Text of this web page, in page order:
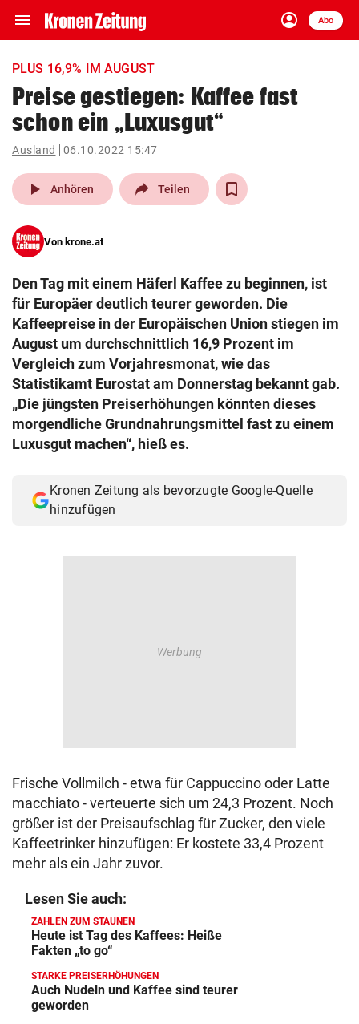
menu Navigation
ein-/ausklappen
account_circle
Anmelden
Abo
close Schließen
account_circle Anmelden
pin_drop
Wien arrow_right
search
eingeben
© Krone Multimedia GmbH & Co KG 2026
Muthgasse 2, 1190 Wien
PLUS 16,9% IM AUGUST
Preise gestiegen: Kaffee fast
schon ein „Luxusgut“
Ausland 06.10.2022 15:47
play_arrow Anhören Teilen
Von krone.at
Den Tag mit einem Häferl Kaffee zu beginnen, ist
für Europäer deutlich teurer geworden. Die
Kaffeepreise in der Europäischen Union stiegen im
August um durchschnittlich 16,9 Prozent im
Vergleich zum Vorjahresmonat, wie das
Statistikamt Eurostat am Donnerstag bekannt gab.
„Die jüngsten Preiserhöhungen könnten dieses
morgendliche Grundnahrungsmittel fast zu einem
Luxusgut machen“, hieß es.
Kronen Zeitung als bevorzugte Google-Quelle
hinzufügen
Frische Vollmilch - etwa für Cappuccino oder Latte
macchiato - verteuerte sich um 24,3 Prozent. Noch
größer ist der Preisaufschlag für Zucker, den viele
Kaffeetrinker hinzufügen: Er kostete 33,4 Prozent
mehr als ein Jahr zuvor.
Lesen Sie auch:
ZAHLEN ZUM STAUNEN
Heute ist Tag des Kaffees: Heiße
Fakten „to go“
STARKE PREISERHÖHUNGEN
Auch Nudeln und Kaffee sind teurer
geworden